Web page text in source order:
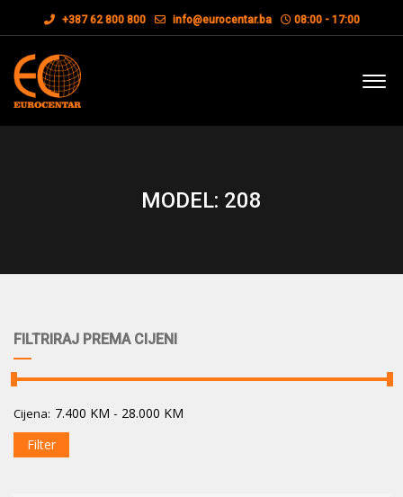
+387 62 800 800 info@eurocentar.ba 08:00 - 17:00
MODEL: 208
FILTRIRAJ PREMA CIJENI
Cijena: 7.400 KM - 28.000 KM
Filter